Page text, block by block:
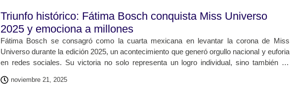
Triunfo histórico: Fátima Bosch conquista Miss Universo
2025 y emociona a millones
Fátima Bosch se consagró como la cuarta mexicana en levantar la corona de Miss
Universo durante la edición 2025, un acontecimiento que generó orgullo nacional y euforia
en redes sociales. Su victoria no solo representa un logro individual, sino también un
Desde el inicio, Bosch destacó por su elegancia, carisma y compromiso social,
noviembre 21, 2025